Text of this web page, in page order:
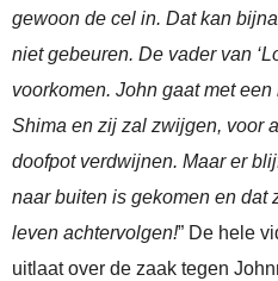
gewoon de cel in. Dat kan
niet gebeuren. De vader van
voorkomen. John gaat met
Shima en zij zal zwijgen, voor
doofpot verdwijnen. Maar er
naar buiten is gekomen en dat
leven achtervolgen!” De hele
uitlaat over de zaak tegen